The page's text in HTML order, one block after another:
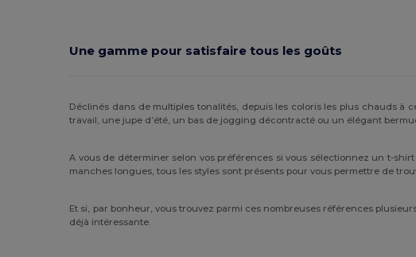
Une gamme pour satisfaire tous les goûts
Déclinés dans de multiples tonalités, depuis les coloris les plus chauds à
travail, une jupe d’été, un bas de jogging décontracté ou un élégant
A vous de déterminer selon vos préférences si vous sélectionnez un t-
manches longues, tous les styles sont présents pour vous permettre de
Et si, par bonheur, vous trouvez parmi ces nombreuses références
déjà intéressante.